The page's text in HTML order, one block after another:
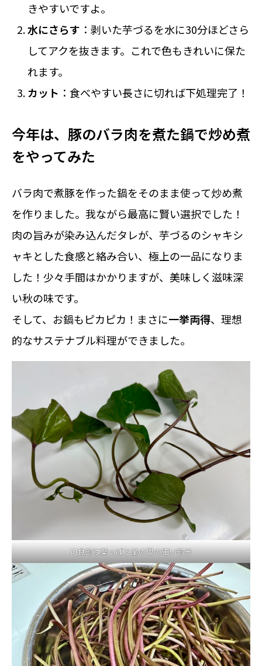
きやすいですよ。
水にさらす ：剥いた芋づるを水に30分ほどさら
してアクを抜きます。これで色もきれいに保た
れます。
カット ：食べやすい長さに切れば下処理完了！
今年は、豚のバラ肉を煮た鍋で炒め煮
をやってみた
バラ肉で煮豚を作った鍋をそのまま使って炒め煮
を作りました。我ながら最高に賢い選択でした！
肉の旨みが染み込んだタレが、芋づるのシャキシ
ャキとした食感と絡み合い、極上の一品になりま
した！少々手間はかかりますが、美味しく滋味深
い秋の味です。
そして、お鍋もピカピカ！まさに一挙両得、理想
的なサステナブル料理ができました。
可食部は葉っぱと茎の間の細い部分